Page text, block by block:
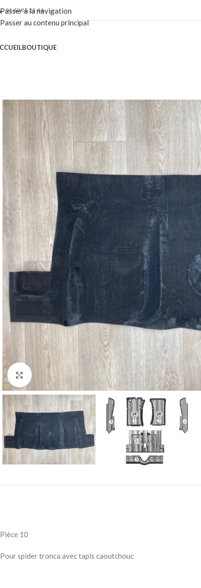
Passer à la navigation
Passer au contenu principal
01 40 86 22 44
BOUTIQUE
Cliquez pour agrandir
Pièce 10
Pour spider tronca avec tapis caoutchouc